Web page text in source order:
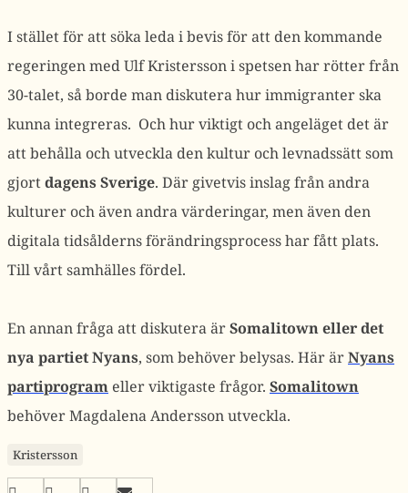
I stället för att söka leda i bevis för att den kommande
regeringen med Ulf Kristersson i spetsen har rötter från
30-talet, så borde man diskutera hur immigranter ska
kunna integreras. Och hur viktigt och angeläget det är
att behålla och utveckla den kultur och levnadssätt som
gjortdagens Sverige. Där givetvis inslag från andra
kulturer och även andra värderingar, men även den
digitala tidsålderns förändringsprocess har fått plats.
Till vårt samhälles fördel.
En annan fråga att diskutera ärSomalitown eller det
nya partiet Nyans, som behöver belysas. Här ärNyans
partiprogram eller viktigaste frågor. Somalitown
behöver Magdalena Andersson utveckla.
Kristersson